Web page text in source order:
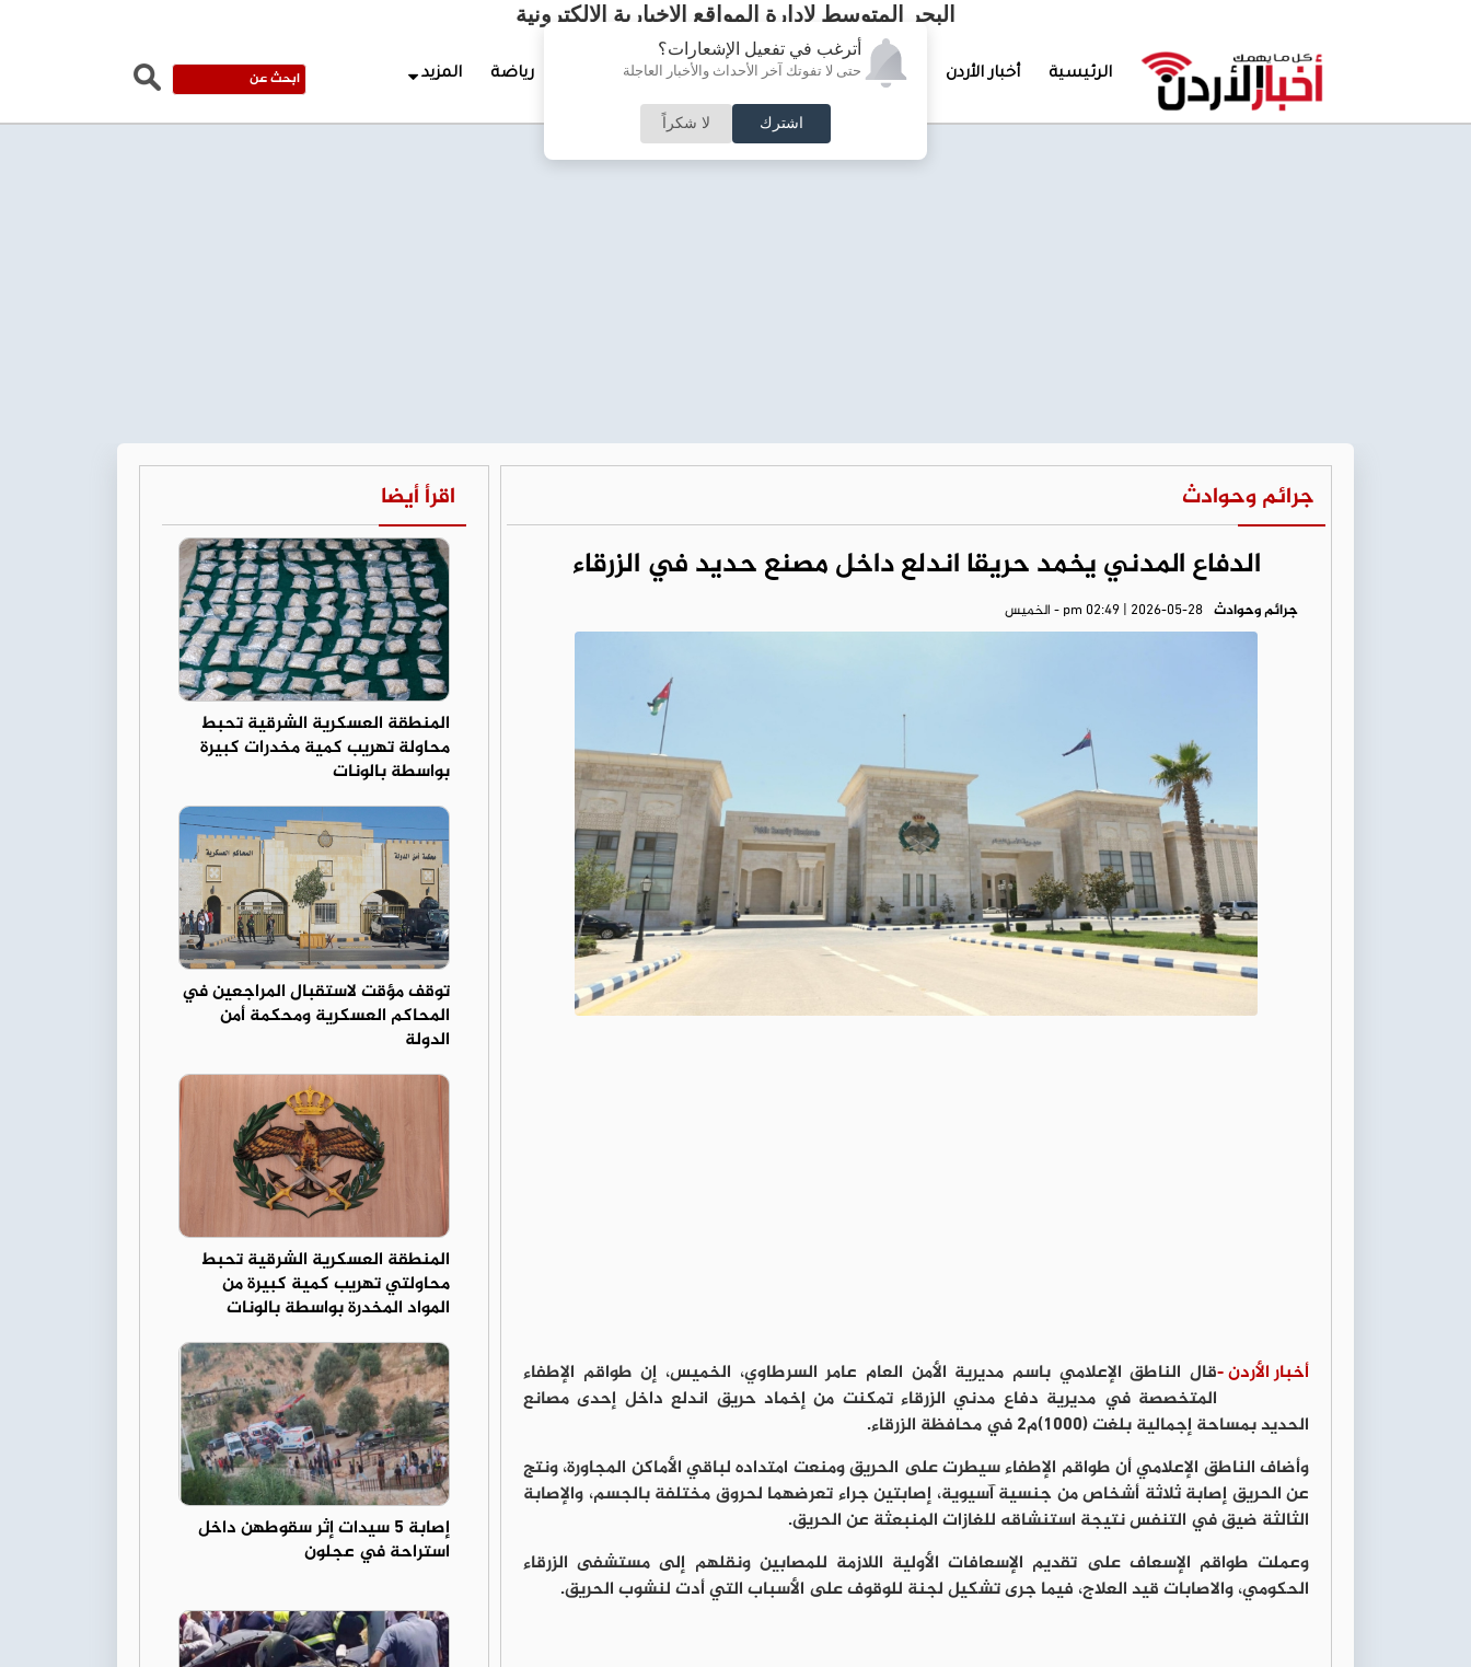
أترغب في تفعيل الإشعارات؟
حتى لا تفوتك آخر الأحداث والأخبار العاجلة
اشترك لا شكراً
البحر المتوسط لإدارة المواقع الإخبارية الالكترونية
الرئيسية أخبار الأردن تغطيات خاصة لقاء الأسبوع جرائم وحوادث رياضة المزيد
جرائم وحوادث
الدفاع المدني يخمد حريقا اندلع داخل مصنع حديد في الزرقاء
جرائم وحوادث pm 02:49 | 2026-05-28 - الخميس
أخبار الأردن -قال الناطق الإعلامي باسم مديرية الأمن العام عامر السرطاوي، الخميس، إن طواقم الإطفاء
المتخصصة في مديرية دفاع مدني الزرقاء تمكنت من إخماد حريق اندلع داخل إحدى مصانع
الحديد بمساحة إجمالية بلغت (1000)م2 في محافظة الزرقاء.
وأضاف الناطق الإعلامي أن طواقم الإطفاء سيطرت على الحريق ومنعت امتداده لباقي الأماكن المجاورة، ونتج
عن الحريق إصابة ثلاثة أشخاص من جنسية آسيوية، إصابتين جراء تعرضهما لحروق مختلفة بالجسم، والإصابة
الثالثة ضيق في التنفس نتيجة استنشاقه للغازات المنبعثة عن الحريق.
وعملت طواقم الإسعاف على تقديم الإسعافات الأولية اللازمة للمصابين ونقلهم إلى مستشفى الزرقاء
الحكومي، والاصابات قيد العلاج، فيما جرى تشكيل لجنة للوقوف على الأسباب التي أدت لنشوب الحريق.
اقرأ أيضا
المنطقة العسكرية الشرقية تحبط
محاولة تهريب كمية مخدرات كبيرة
بواسطة بالونات
توقف مؤقت لاستقبال المراجعين في
المحاكم العسكرية ومحكمة أمن
الدولة
المنطقة العسكرية الشرقية تحبط
محاولتي تهريب كمية كبيرة من
المواد المخدرة بواسطة بالونات
إصابة 5 سيدات إثر سقوطهن داخل
استراحة في عجلون